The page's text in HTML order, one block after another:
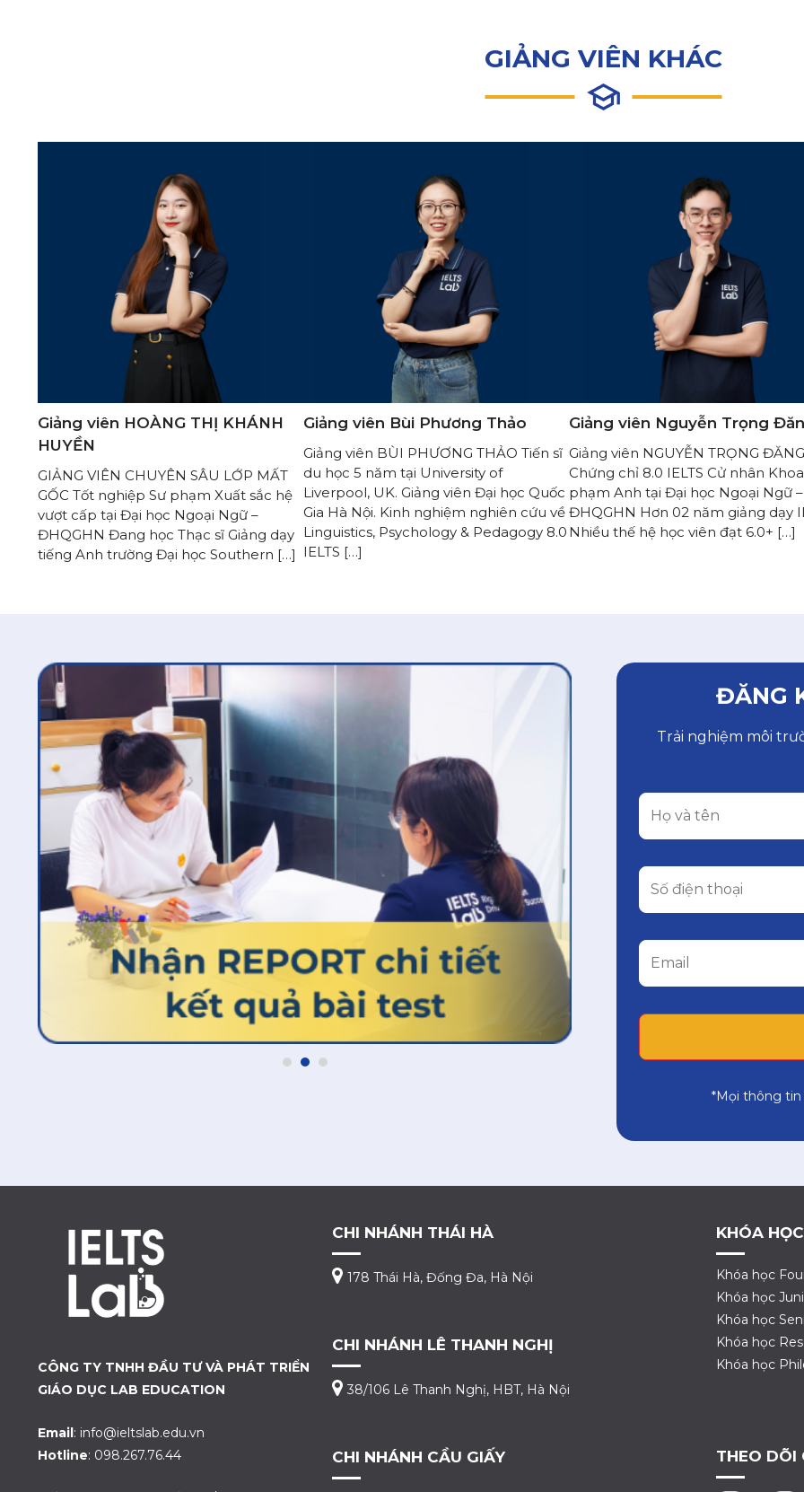
GIẢNG VIÊN KHÁC
Giảng viên HOÀNG THỊ KHÁNH
HUYỀN
GIẢNG VIÊN CHUYÊN SÂU LỚP MẤT
GỐC Tốt nghiệp Sư phạm Xuất sắc hệ
vượt cấp tại Đại học Ngoại Ngữ –
ĐHQGHN Đang học Thạc sĩ Giảng dạy
tiếng Anh trường Đại học Southern […]
Giảng viên Bùi Phương Thảo
Giảng viên BÙI PHƯƠNG THẢO Tiến sĩ
du học 5 năm tại University of
Liverpool, UK. Giảng viên Đại học Quốc
Gia Hà Nội. Kinh nghiệm nghiên cứu về
Linguistics, Psychology & Pedagogy 8.0
IELTS […]
Giảng viên Nguyễn Trọng
Giảng viên NGUYỄN TRỌNG ĐĂNG
Chứng chỉ 8.0 IELTS Cử nhân
phạm Anh tại Đại học Ngoại Ngữ –
ĐHQGHN Hơn 02 năm giảng dạy
Nhiều thế hệ học viên đạt 6.0+ […]
ĐĂNG
Trải nghiệm môi
*Mọi thông tin
CÔNG TY TNHH ĐẦU TƯ VÀ PHÁT TRIỂN
GIÁO DỤC LAB EDUCATION
Email: info@ieltslab.edu.vn
Hotline: 098.267.76.44
CHI NHÁNH THÁI HÀ
178 Thái Hà, Đống Đa, Hà Nội
CHI NHÁNH LÊ THANH NGHỊ
38/106 Lê Thanh Nghị, HBT, Hà Nội
CHI NHÁNH CẦU GIẤY
KHÓA HỌC
Khóa học
Khóa học
Khóa học
Khóa học
Khóa học
THEO DÕI